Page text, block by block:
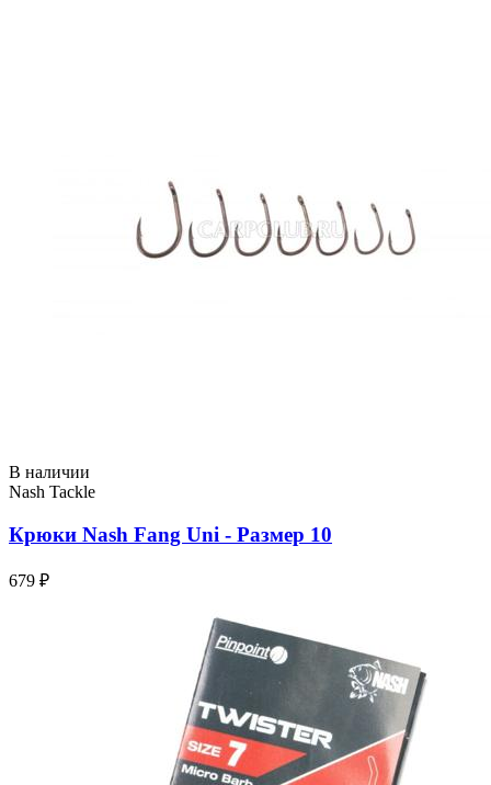
В наличии
Nash Tackle
Крюки Nash Fang Uni - Размер 10
679 ₽